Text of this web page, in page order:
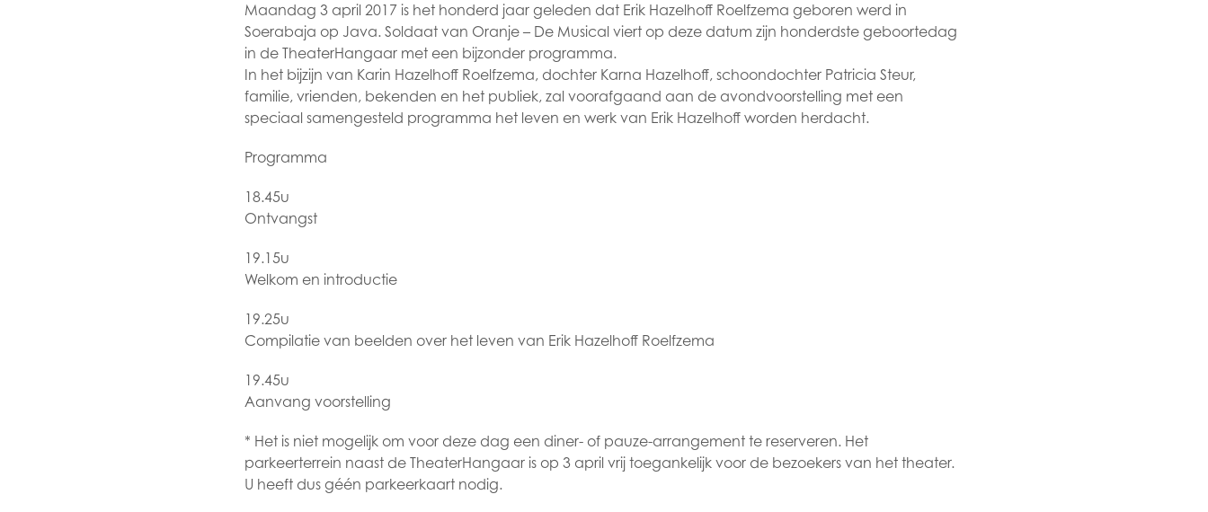
Maandag 3 april 2017 is het honderd jaar geleden dat Erik Hazelhoff Roelfzema geboren werd in
Soerabaja op Java. Soldaat van Oranje – De Musical viert op deze datum zijn honderdste geboortedag
in de TheaterHangaar met een bijzonder programma.
In het bijzijn van Karin Hazelhoff Roelfzema, dochter Karna Hazelhoff, schoondochter Patricia Steur,
familie, vrienden, bekenden en het publiek, zal voorafgaand aan de avondvoorstelling met een
speciaal samengesteld programma het leven en werk van Erik Hazelhoff worden herdacht.
Programma
18.45u
Ontvangst
19.15u
Welkom en introductie
19.25u
Compilatie van beelden over het leven van Erik Hazelhoff Roelfzema
19.45u
Aanvang voorstelling
* Het is niet mogelijk om voor deze dag een diner- of pauze-arrangement te reserveren. Het
parkeerterrein naast de TheaterHangaar is op 3 april vrij toegankelijk voor de bezoekers van het theater.
U heeft dus géén parkeerkaart nodig.